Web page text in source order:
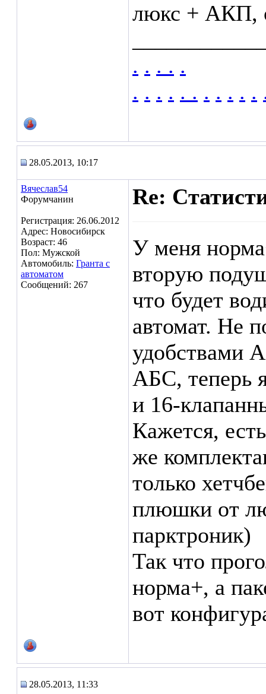
люкс + АКП,
. . . . .
. . . . . . . . . . .
28.05.2013, 10:17
Вячеслав54
Форумчанин
Регистрация: 26.06.2012
Адрес: Новосибирск
Возраст: 46
Пол: Мужской
Автомобиль: Гранта с
автоматом
Сообщений: 267
Re:
У меня
вторую
что будет
автомат. Не
удобствами
АБС, теперь
и 16-
Кажется,
же
только
плюшки от
парктроник)
Так что
норма+, а
вот
28.05.2013, 11:33